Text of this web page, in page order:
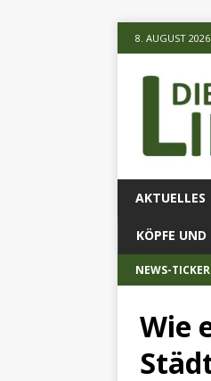
8. AUGUST 2026
AKTUELLES
KÖPFE UND
NEWS-TICKER
Wie